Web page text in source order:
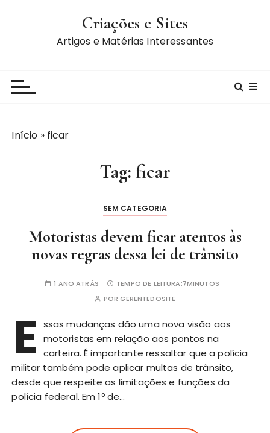
Criações e Sites
Artigos e Matérias Interessantes
Início » ficar
Tag: ficar
SEM CATEGORIA
Motoristas devem ficar atentos às
novas regras dessa lei de trânsito
1 ANO ATRÁS TEMPO DE LEITURA:7MINUTOS
PORGERENTEDOSITE
E ssas mudanças dão uma nova visão aos
motoristas em relação aos pontos na
carteira. É importante ressaltar que a polícia
militar também pode aplicar multas de trânsito,
desde que respeite as limitações e funções da
polícia federal. Em 1º de…